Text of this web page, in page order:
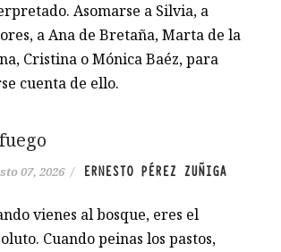
Asomarse a Silvia, a
a Ana de Bretaña, Marta de la
Cristina o Mónica Baéz, para
cuenta de ello.
07, 2026 / ERNESTO PÉREZ ZUÑIGA
vienes al bosque, eres el
Cuando peinas los pastos,